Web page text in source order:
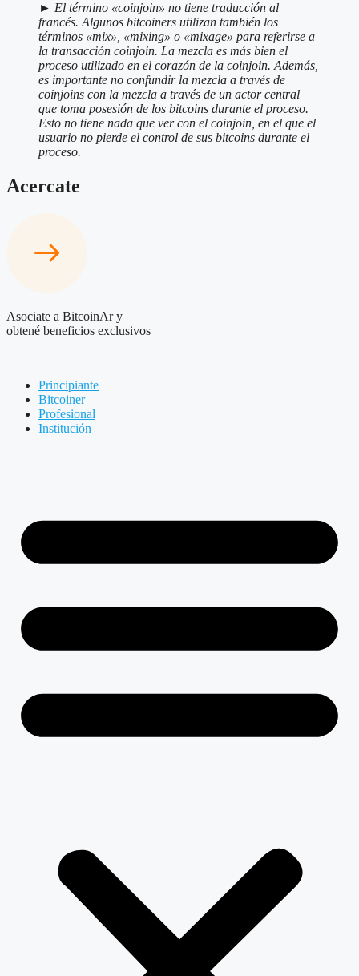
► El término «coinjoin» no tiene traducción al
francés. Algunos bitcoiners utilizan también los
términos «mix», «mixing» o «mixage» para referirse a
la transacción coinjoin. La mezcla es más bien el
proceso utilizado en el corazón de la coinjoin. Además,
es importante no confundir la mezcla a través de
coinjoins con la mezcla a través de un actor central
que toma posesión de los bitcoins durante el proceso.
Esto no tiene nada que ver con el coinjoin, en el que el
usuario no pierde el control de sus bitcoins durante el
proceso.
Acercate
Asociate a BitcoinAr y
obtené beneficios exclusivos
Principiante
Bitcoiner
Profesional
Institución